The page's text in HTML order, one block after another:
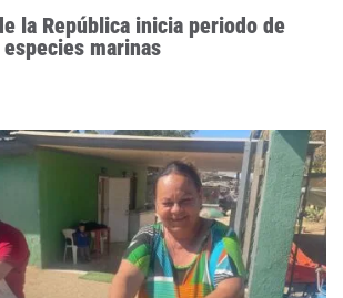
la República inicia periodo de
marinas